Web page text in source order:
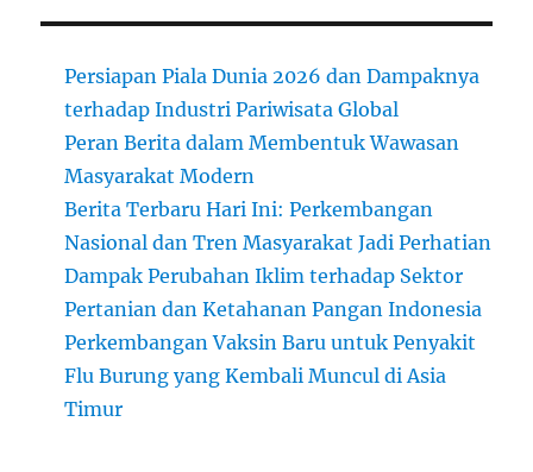
Persiapan Piala Dunia 2026 dan Dampaknya
terhadap Industri Pariwisata Global
Peran Berita dalam Membentuk Wawasan
Masyarakat Modern
Berita Terbaru Hari Ini: Perkembangan
Nasional dan Tren Masyarakat Jadi Perhatian
Dampak Perubahan Iklim terhadap Sektor
Pertanian dan Ketahanan Pangan Indonesia
Perkembangan Vaksin Baru untuk Penyakit
Flu Burung yang Kembali Muncul di Asia
Timur